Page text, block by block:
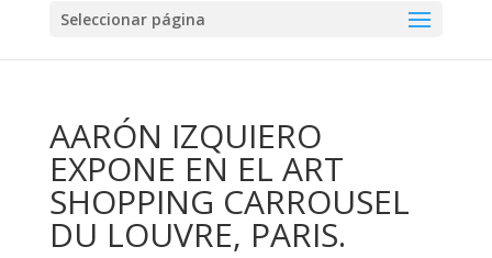
Seleccionar página
AARÓN IZQUIERO
EXPONE EN EL ART
SHOPPING CARROUSEL
DU LOUVRE, PARIS.